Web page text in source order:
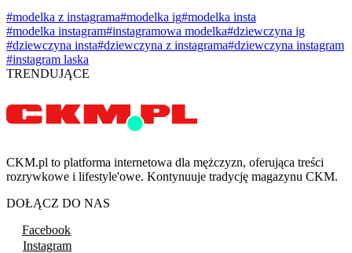
#modelka z instagrama#modelka ig#modelka insta
#modelka instagram#instagramowa modelka#dziewczyna ig
#dziewczyna insta#dziewczyna z instagrama#dziewczyna instagram
#instagram laska
TRENDUJĄCE
CKM.pl to platforma internetowa dla mężczyzn, oferująca treści
rozrywkowe i lifestyle'owe. Kontynuuje tradycję magazynu CKM.
DOŁĄCZ DO NAS
Facebook
Instagram